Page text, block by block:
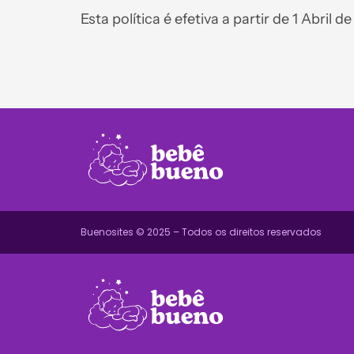
Esta política é efetiva a partir de 1 Abril
Buenosites © 2025 – Todos os direitos reservados